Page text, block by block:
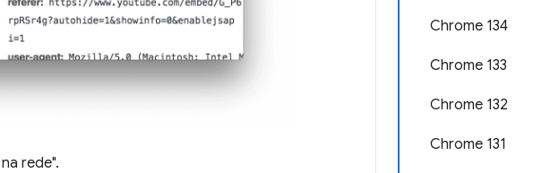
Chrome 134
Chrome 133
Chrome 132
Chrome 131
rede".